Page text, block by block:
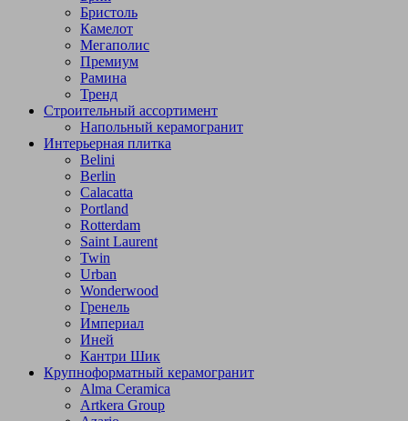
Бристоль
Камелот
Мегаполис
Премиум
Рамина
Тренд
Строительный ассортимент
Напольный керамогранит
Интерьерная плитка
Belini
Berlin
Calacatta
Portland
Rotterdam
Saint Laurent
Twin
Urban
Wonderwood
Гренель
Империал
Иней
Кантри Шик
Крупноформатный керамогранит
Alma Ceramica
Artkera Group